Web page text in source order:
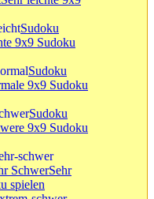
Sudoku
9x9 Sudoku
Sudoku
9x9 Sudoku
Sudoku
9x9 Sudoku
SchwerSehr
spielen